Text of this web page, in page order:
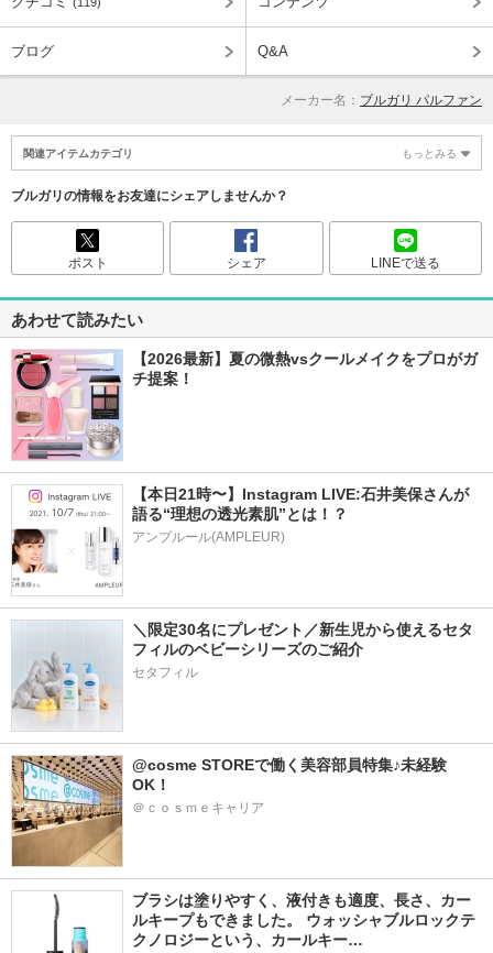
ブログ Q&A
メーカー名： ブルガリ パルファン
関連アイテムカテゴリ もっとみる
ブルガリの情報をお友達にシェアしませんか？
ポスト シェア LINEで送る
あわせて読みたい
【2026最新】夏の微熱vsクールメイクをプロがガ
チ提案！
【本日21時〜】Instagram LIVE:石井美保さんが
語る“理想の透光素肌”とは！？
アンプルール(AMPLEUR)
＼限定30名にプレゼント／新生児から使えるセタ
フィルのベビーシリーズのご紹介
セタフィル
@cosme STOREで働く美容部員特集♪未経験
OK！
＠ｃｏｓｍｅキャリア
ブラシは塗りやすく、液付きも適度、長さ、カー
ルキープもできました。 ウォッシャブルロックテ
クノロジーという、カールキー…